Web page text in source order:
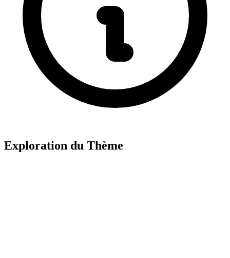
Exploration du Thème